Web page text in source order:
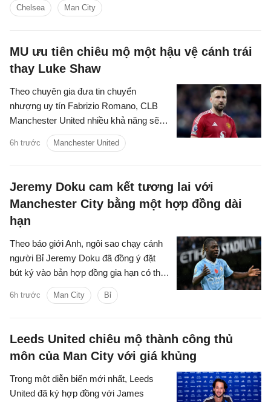
Chelsea Man City
MU ưu tiên chiêu mộ một hậu vệ cánh trái
thay Luke Shaw
Theo chuyên gia đưa tin chuyển
nhượng uy tín Fabrizio Romano, CLB
Manchester United nhiều khả năng sẽ
biến việc chiêu mộ một hậu vệ cánh trái
thành mục tiêu trọng tâm tiếp theo trên
6h trước Manchester United
Jeremy Doku cam kết tương lai với
Manchester City bằng một hợp đồng dài
hạn
Theo báo giới Anh, ngôi sao chạy cánh
người Bỉ Jeremy Doku đã đồng ý đặt
bút ký vào bản hợp đồng gia hạn có thời
hạn 5 năm với Manchester City.
6h trước Man City Bỉ
Leeds United chiêu mộ thành công thủ
môn của Man City với giá khủng
Trong một diễn biến mới nhất, Leeds
United đã ký hợp đồng với James